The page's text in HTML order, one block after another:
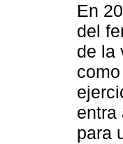
En
del
de la
entra
para